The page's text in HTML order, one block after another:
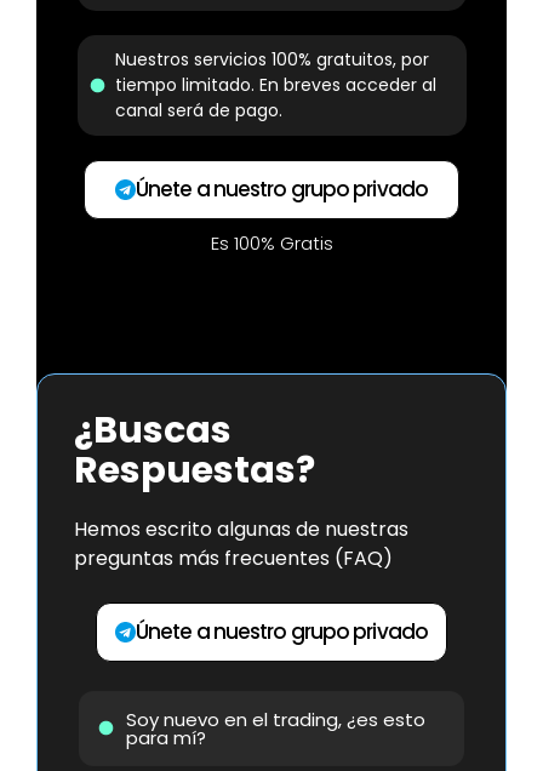
Nuestros servicios 100% gratuitos, por
tiempo limitado. En breves acceder al
canal será de pago.
Únete a nuestro grupo privado
Es 100% Gratis
¿Buscas
Respuestas?
Hemos escrito algunas de nuestras
preguntas más frecuentes (FAQ)
Únete a nuestro grupo privado
Soy nuevo en el trading, ¿es esto
para mí?